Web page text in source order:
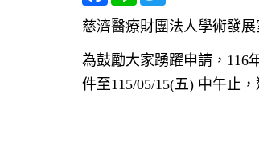
慈濟醫療財團法人學術發
為鼓勵大家踴躍申請，116
件至115/05/15(五) 中午止，